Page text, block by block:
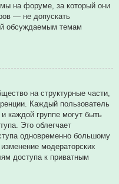
на форуме, за который они
— не допускать
обсуждаемым темам
на структурные части,
Каждый пользователь
каждой группе могут быть
Это облегчает
одновременно большому
модераторских
доступа к приватным